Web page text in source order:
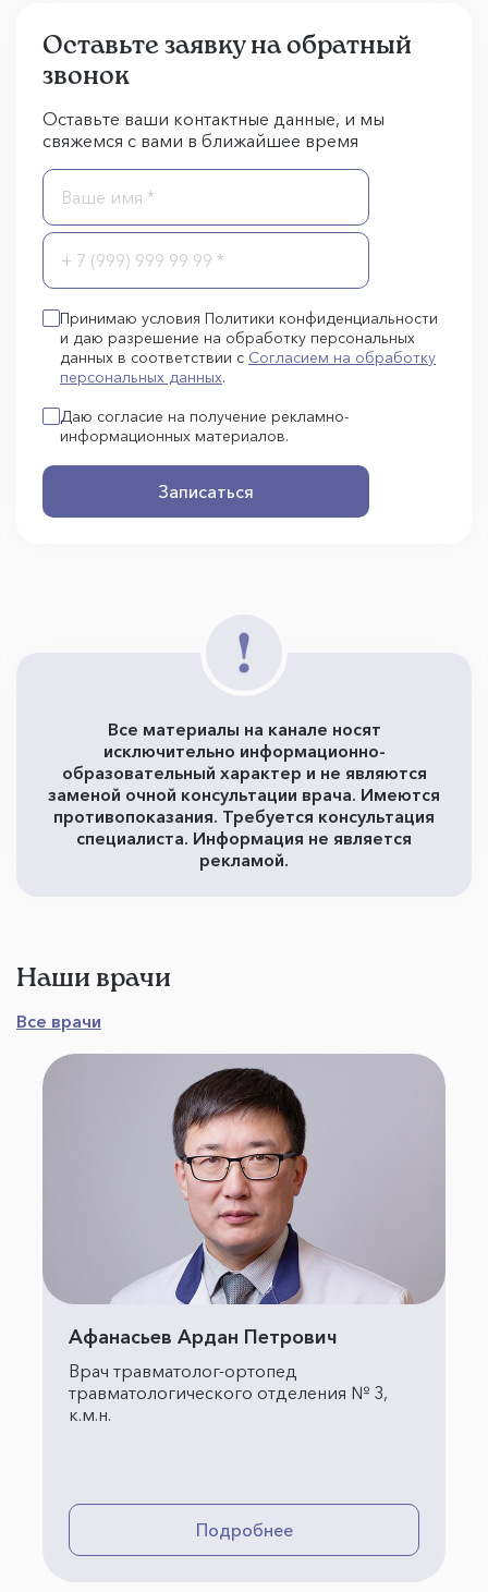
Оставьте заявку на обратный
звонок
Оставьте ваши контактные данные, и мы
свяжемся с вами в ближайшее время
Принимаю условия Политики конфиденциальности
и даю разрешение на обработку персональных
данных в соответствии с Согласием на обработку
персональных данных.
Даю согласие на получение рекламно-
информационных материалов.
Записаться
Все материалы на канале носят
исключительно информационно-
образовательный характер и не являются
заменой очной консультации врача. Имеются
противопоказания. Требуется консультация
специалиста. Информация не является
рекламой.
Наши врачи
Все врачи
Афанасьев Ардан Петрович
Врач травматолог-ортопед
травматологического отделения № 3,
к.м.н.
Подробнее